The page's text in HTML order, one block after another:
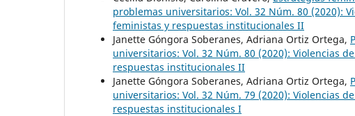
problemas universitarios: Vol. 32 Núm. 80 (2020):
feministas y respuestas institucionales II
Janette Góngora Soberanes, Adriana Ortiz Ortega,
universitarios: Vol. 32 Núm. 80 (2020): Violencias
respuestas institucionales II
Janette Góngora Soberanes, Adriana Ortiz Ortega,
universitarios: Vol. 32 Núm. 79 (2020): Violencias
respuestas institucionales I